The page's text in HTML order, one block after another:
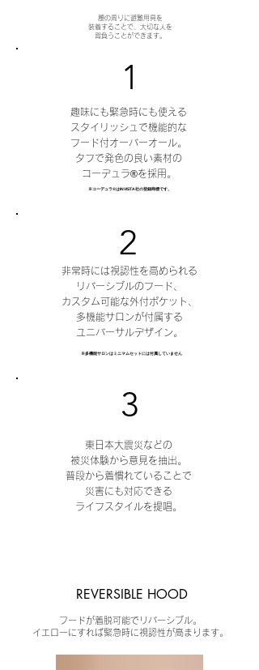
腰の周りに避難用具を
装着することで、大切な人を
​背負うことができます。
1
趣味にも緊急時にも使える
スタイリッシュで機能的な
フード付オーバーオール。
タフで発色の良い素材の
コーデュラ®を採用。
※コーデュラ®️はINVISTA社の登録商標です。
2
非常時には視認性を高められる
リバーシブルのフード、
カスタム可能な外付ポケット、
多機能サロンが付属する
ユニバーサルデザイン。
※多機能サロンはミニマムセットには付属していません
3
東日本大震災などの
被災体験から意見を抽出。
普段から着慣れていることで
災害にも対応できる
ライフスタイルを提唱。
REVERSIBLE HOOD
フードが着脱可能でリバーシブル。
​イエローにすれば緊急時に視認性が高まります。